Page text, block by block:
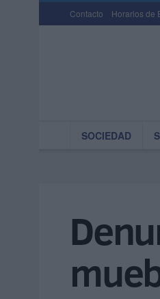
Contacto Horarios de
SOCIEDAD